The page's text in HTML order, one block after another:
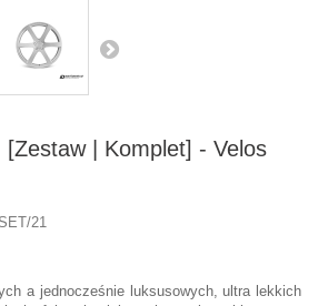
[Zestaw | Komplet] - Velos
21
a jednocześnie luksusowych, ultra lekkich